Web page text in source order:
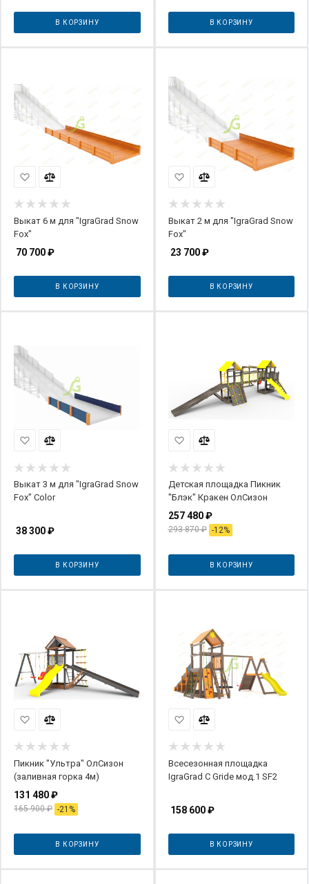
В КОРЗИНУ В КОРЗИНУ
Выкат 6 м для "IgraGrad Snow
Fox"
70 700₽
В КОРЗИНУ
Выкат 2 м для "IgraGrad Snow
Fox"
23 700₽
В КОРЗИНУ
Выкат 3 м для "IgraGrad Snow
Fox" Color
38 300₽
В КОРЗИНУ
Детская площадка Пикник
"Блэк" Кракен ОлСизон
257 480₽
293 870₽ -12%
В КОРЗИНУ
Пикник "Ультра" ОлСизон
(заливная горка 4м)
131 480₽
165 900₽ -21 %
В КОРЗИНУ
Всесезонная площадка
IgraGrad С Gride мод.1 SF2
158 600₽
В КОРЗИНУ